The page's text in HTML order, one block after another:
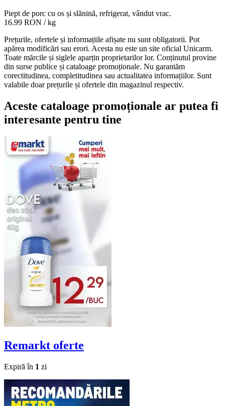
Piept de porc cu os și slănină, refrigerat, vândut vrac.
16.99 RON / kg
Prețurile, ofertele și informațiile afișate nu sunt obligatorii. Pot
apărea modificări sau erori. Acesta nu este un site oficial Unicarm.
Toate mărcile și siglele aparțin proprietarilor lor. Conținutul provine
din surse publice și cataloage promoționale. Nu garantăm
corectitudinea, completitudinea sau actualitatea informațiilor. Sunt
valabile doar prețurile și ofertele din magazinul respectiv.
Aceste cataloage promoționale ar putea fi
interesante pentru tine
Remarkt oferte
Expiră în 1 zi